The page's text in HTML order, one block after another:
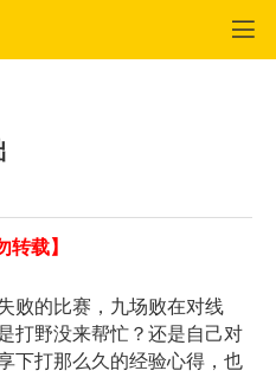
转载】
的比赛，九场败在对线
打野没来帮忙？还是自己对
下打那么久的经验心得，也